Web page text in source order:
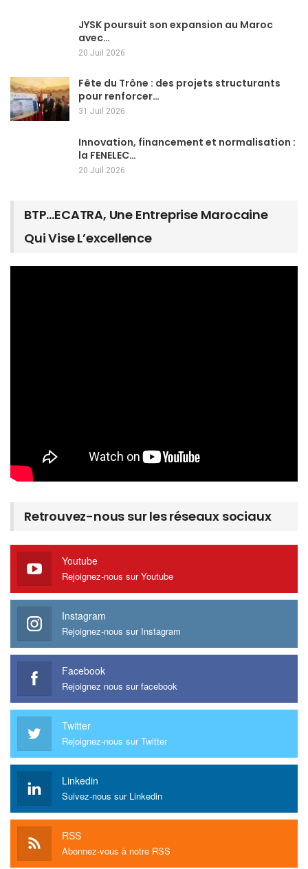
JYSK poursuit son expansion au Maroc
avec…
20 Juil 2026
Fête du Trône : des projets structurants
pour renforcer…
31 Juil 2026
Innovation, financement et normalisation :
la FENELEC…
20 Juil 2026
BTP…ECATRA, Une Entreprise Marocaine
Qui Vise L’excellence
Retrouvez-nous sur les réseaux sociaux
Youtube
Rejoignez-nous sur Youtube
Instagram
Rejoignez-nous sur Instagram
Facebook
Rejoignez nous sur facebook
Twitter
Rejoignez-nous sur Twitter
Linkedin
Suivez-nous sur Linkedin
RSS
Abonnez-vous à notre RSS